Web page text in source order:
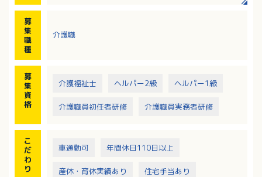
す
募
集
職
種
介護職
募
集
資
格
介護福祉士 ヘルパー2級 ヘルパー1級
介護職員初任者研修 介護職員実務者研修
こ
だ
わ
り
車通勤可 年間休日110日以上
産休・育休実績あり 住宅手当あり